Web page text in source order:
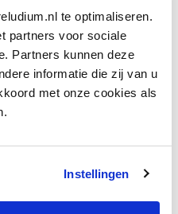
te optimaliseren.
partners voor sociale
Partners kunnen deze
informatie die zij van u
met onze cookies als
Instellingen